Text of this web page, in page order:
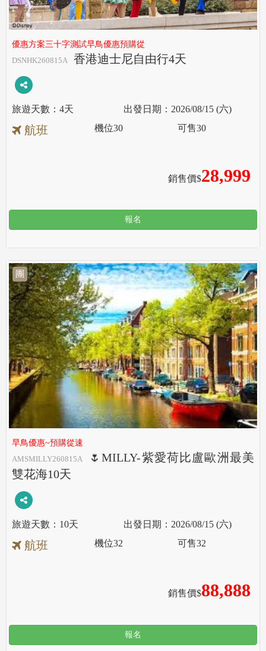
優惠方案三十字測試早鳥優惠預購從
DSNHK260815A
香港迪士尼自由行4天
4天 2026/08/15 (六)
航班
銷售價$28,999
機位30 可售30
報名
團
早鳥優惠~預購從速
AMSMILLY260815A
🌷MILLY-紫愛荷比盧歐洲最美
雙花海10天
10天 2026/08/15 (六)
航班
銷售價$88,888
機位32 可售32
報名